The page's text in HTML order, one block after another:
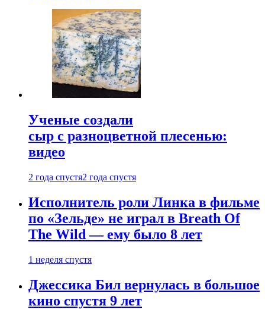
Ученые создали
сыр с разноцветной плесенью:
видео
2 года спустя2 года спустя
Исполнитель роли Линка в фильме
по «Зельде» не играл в Breath Of
The Wild — ему было 8 лет
1 неделя спустя
Джессика Бил вернулась в большое
кино спустя 9 лет